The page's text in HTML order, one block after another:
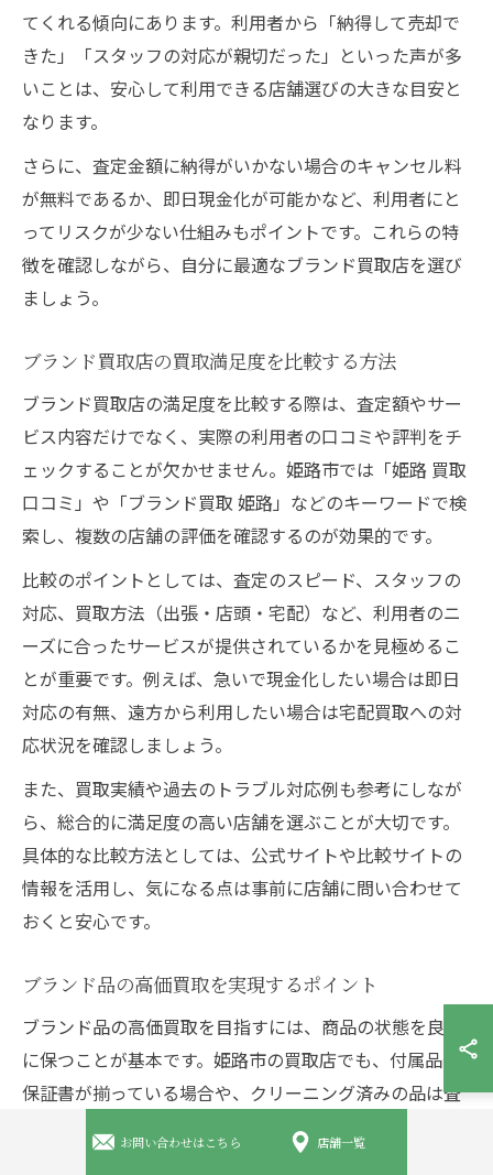
てくれる傾向にあります。利用者から「納得して売却で
きた」「スタッフの対応が親切だった」といった声が多
いことは、安心して利用できる店舗選びの大きな目安と
なります。
さらに、査定金額に納得がいかない場合のキャンセル料
が無料であるか、即日現金化が可能かなど、利用者にと
ってリスクが少ない仕組みもポイントです。これらの特
徴を確認しながら、自分に最適なブランド買取店を選び
ましょう。
ブランド買取店の買取満足度を比較する方法
ブランド買取店の満足度を比較する際は、査定額やサー
ビス内容だけでなく、実際の利用者の口コミや評判をチ
ェックすることが欠かせません。姫路市では「姫路 買取
口コミ」や「ブランド買取 姫路」などのキーワードで検
索し、複数の店舗の評価を確認するのが効果的です。
比較のポイントとしては、査定のスピード、スタッフの
対応、買取方法（出張・店頭・宅配）など、利用者のニ
ーズに合ったサービスが提供されているかを見極めるこ
とが重要です。例えば、急いで現金化したい場合は即日
対応の有無、遠方から利用したい場合は宅配買取への対
応状況を確認しましょう。
また、買取実績や過去のトラブル対応例も参考にしなが
ら、総合的に満足度の高い店舗を選ぶことが大切です。
具体的な比較方法としては、公式サイトや比較サイトの
情報を活用し、気になる点は事前に店舗に問い合わせて
おくと安心です。
ブランド品の高価買取を実現するポイント
ブランド品の高価買取を目指すには、商品の状態を良好
に保つことが基本です。姫路市の買取店でも、付属品や
保証書が揃っている場合や、クリーニング済みの品は査
定額がアップしやすい傾向にあります。売却前には、商
品を丁寧に清掃し、箱や袋なども一緒に持参しましょ
お問い合わせはこちら 店舗一覧